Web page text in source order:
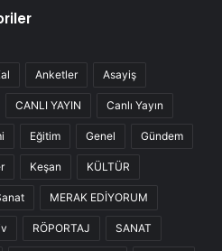
Anketler Asayiş
CANLI YAYIN Canlı Yayın
Eğitim Genel Gündem
Keşan KÜLTÜR
MERAK EDİYORUM
RÖPORTAJ SANAT